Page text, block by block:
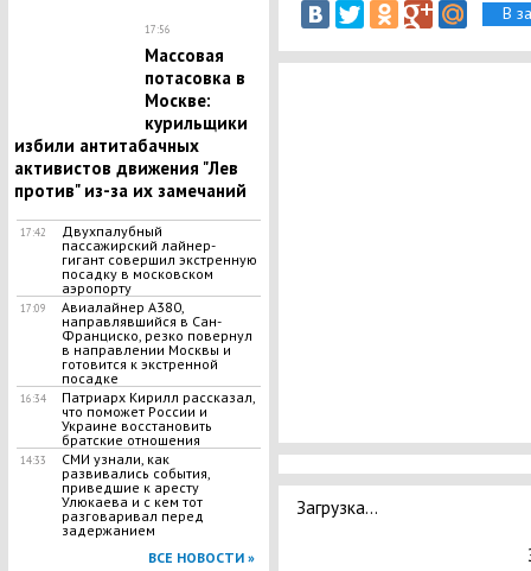
17:56
Массовая
потасовка в
Москве:
курильщики
избили антитабачных
активистов движения "Лев
против" из-за их замечаний
17:42
Двухпалубный
пассажирский лайнер-
гигант совершил экстренную
посадку в московском
аэропорту
17:09
Авиалайнер A380,
направлявшийся в Сан-
Франциско, резко повернул
в направлении Москвы и
готовится к экстренной
посадке
16:34
Патриарх Кирилл рассказал,
что поможет России и
Украине восстановить
братские отношения
14:33
СМИ узнали, как
развивались события,
приведшие к аресту
Улюкаева и с кем тот
разговаривал перед
задержанием
ВСЕ НОВОСТИ »
В
Загрузка...